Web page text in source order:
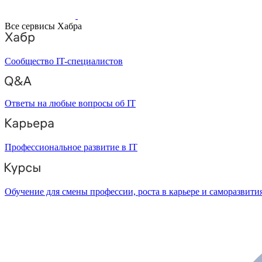
Все сервисы Хабра
Сообщество IT-специалистов
Ответы на любые вопросы об IT
Профессиональное развитие в IT
Обучение для смены профессии, роста в карьере и